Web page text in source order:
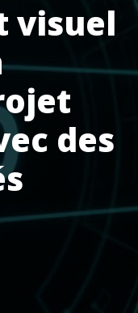
visuel
des